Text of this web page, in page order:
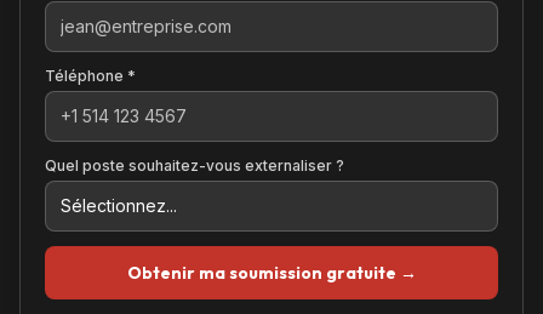
Téléphone *
Quel poste souhaitez-vous externaliser ?
Obtenir ma soumission gratuite →